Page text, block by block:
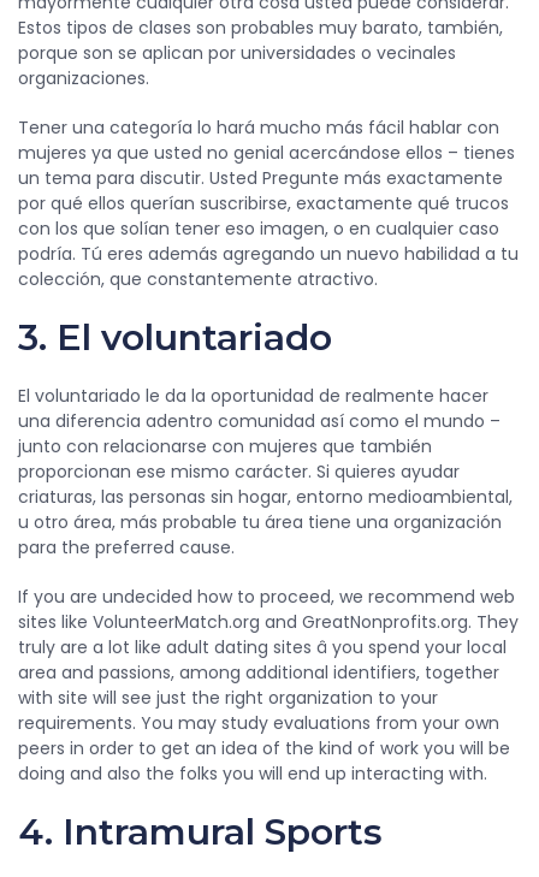
Estos tipos de clases son probables muy barato, también,
porque son se aplican por universidades o vecinales
organizaciones.
Tener una categoría lo hará mucho más fácil hablar con
mujeres ya que usted no genial acercándose ellos – tienes
un tema para discutir. Usted Pregunte más exactamente
por qué ellos querían suscribirse, exactamente qué trucos
con los que solían tener eso imagen, o en cualquier caso
podría. Tú eres además agregando un nuevo habilidad a tu
colección, que constantemente atractivo.
3. El voluntariado
El voluntariado le da la oportunidad de realmente hacer
una diferencia adentro comunidad así como el mundo –
junto con relacionarse con mujeres que también
proporcionan ese mismo carácter. Si quieres ayudar
criaturas, las personas sin hogar, entorno medioambiental,
u otro área, más probable tu área tiene una organización
para the preferred cause.
If you are undecided how to proceed, we recommend web
sites like VolunteerMatch.org and GreatNonprofits.org. They
truly are a lot like adult dating sites â you spend your local
area and passions, among additional identifiers, together
with site will see just the right organization to your
requirements. You may study evaluations from your own
peers in order to get an idea of the kind of work you will be
doing and also the folks you will end up interacting with.
4. Intramural Sports